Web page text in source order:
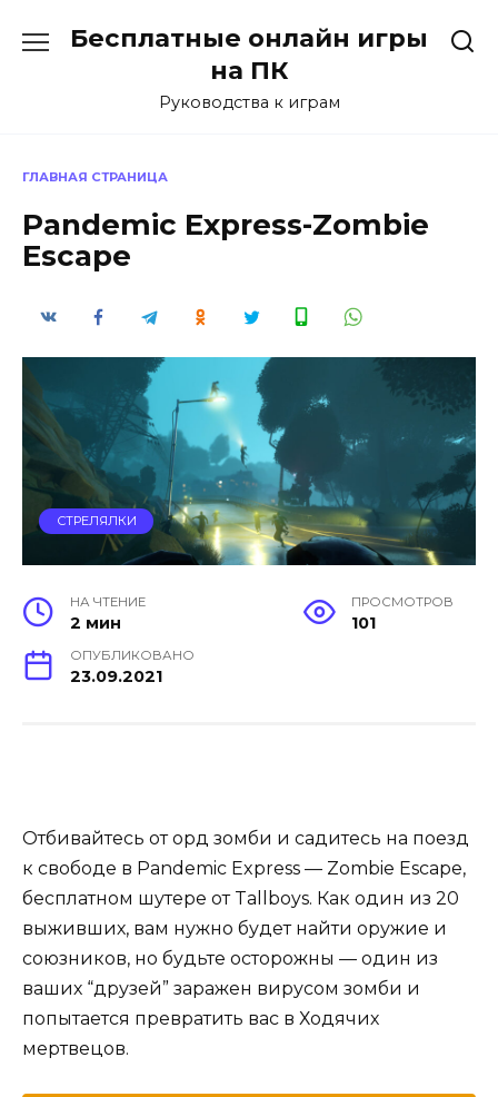
Бесплатные онлайн игры
на ПК
Руководства к играм
ГЛАВНАЯ СТРАНИЦА
Pandemic Express-Zombie
Escape
СТРЕЛЯЛКИ
НА ЧТЕНИЕ
2 мин
ПРОСМОТРОВ
101
ОПУБЛИКОВАНО
23.09.2021
Отбивайтесь от орд зомби и садитесь на поезд
к свободе в Pandemic Express — Zombie Escape,
бесплатном шутере от Tallboys. Как один из 20
выживших, вам нужно будет найти оружие и
союзников, но будьте осторожны — один из
ваших “друзей” заражен вирусом зомби и
попытается превратить вас в Ходячих
мертвецов.